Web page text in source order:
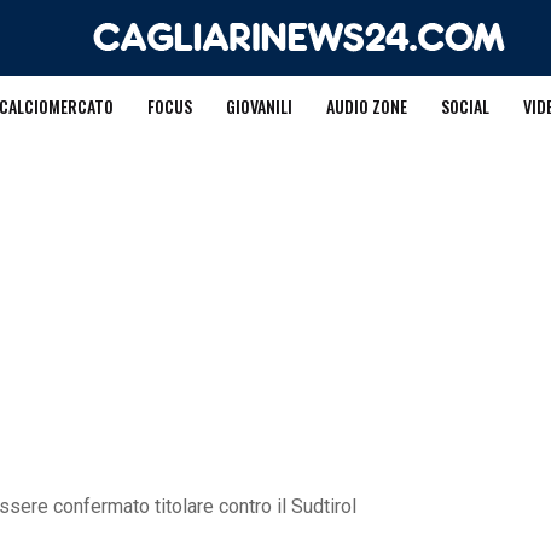
CALCIOMERCATO FOCUS GIOVANILI AUDIO ZONE SOCIAL
confermato titolare contro il Sudtirol